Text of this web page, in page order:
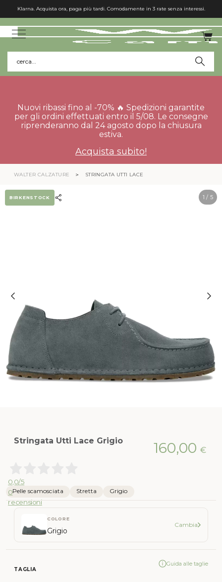
Klarna. Acquista ora, paga più tardi. Comodamente in 3 rate senza interessi.
cerca...
Nuovi ribassi fino al -70% 🔥 Spedizioni garantite
per gli ordini effettuati entro il 5/08. Le consegne
riprenderanno dal 24 agosto dopo la chiusura
estiva.
Acquista subito!
WALTER CALZATURE STRINGATA UTTI LACE
1 / 5
BIRKENSTOCK
Stringata Utti Lace Grigio 160,00 €
0,0/5
0
recensioni
Pelle scamosciata Stretta Grigio
COLORE
Grigio
Cambia
TAGLIA
Guida alle taglie